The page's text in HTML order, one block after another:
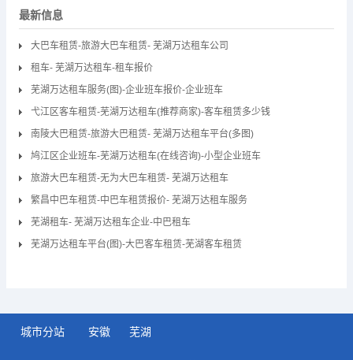
最新信息
大巴车租赁-旅游大巴车租赁- 芜湖万达租车公司
租车- 芜湖万达租车-租车报价
芜湖万达租车服务(图)-企业班车报价-企业班车
弋江区客车租赁-芜湖万达租车(推荐商家)-客车租赁多少钱
南陵大巴租赁-旅游大巴租赁- 芜湖万达租车平台(多图)
鸠江区企业班车-芜湖万达租车(在线咨询)-小型企业班车
旅游大巴车租赁-无为大巴车租赁- 芜湖万达租车
繁昌中巴车租赁-中巴车租赁报价- 芜湖万达租车服务
芜湖租车- 芜湖万达租车企业-中巴租车
芜湖万达租车平台(图)-大巴客车租赁-芜湖客车租赁
城市分站 安徽 芜湖